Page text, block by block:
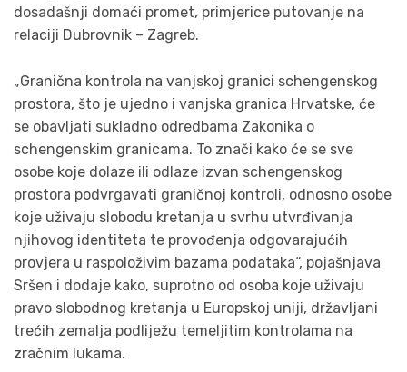
dosadašnji domaći promet, primjerice putovanje na
relaciji Dubrovnik – Zagreb.
„Granična kontrola na vanjskoj granici schengenskog
prostora, što je ujedno i vanjska granica Hrvatske, će
se obavljati sukladno odredbama Zakonika o
schengenskim granicama. To znači kako će se sve
osobe koje dolaze ili odlaze izvan schengenskog
prostora podvrgavati graničnoj kontroli, odnosno osobe
koje uživaju slobodu kretanja u svrhu utvrđivanja
njihovog identiteta te provođenja odgovarajućih
provjera u raspoloživim bazama podataka“, pojašnjava
Sršen i dodaje kako, suprotno od osoba koje uživaju
pravo slobodnog kretanja u Europskoj uniji, državljani
trećih zemalja podliježu temeljitim kontrolama na
zračnim lukama.